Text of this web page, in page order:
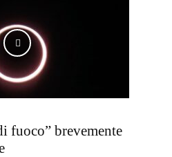
fuoco” brevemente